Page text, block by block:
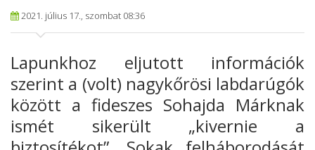
2021. július 17., szombat 08:36
Lapunkhoz eljutott információk
szerint a (volt) nagykőrösi labdarúgók
között a fideszes Sohajda Márknak
ismét sikerült „kivernie a